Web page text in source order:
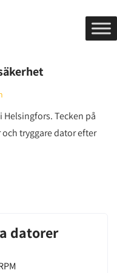
Tecken på
tryggare dator efter
datorer